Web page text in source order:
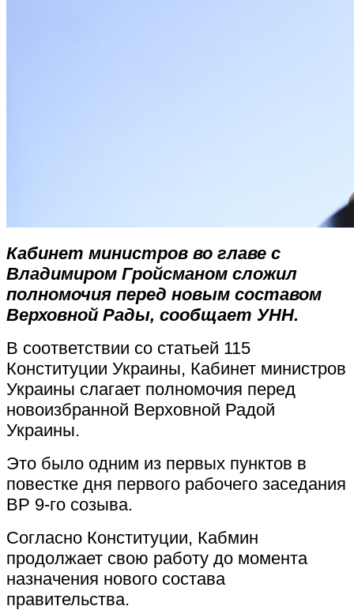
Кабинет министров во главе с
Владимиром Гройсманом сложил
полномочия перед новым составом
Верховной Рады, сообщает УНН.
В соответствии со статьей 115
Конституции Украины, Кабинет министров
Украины слагает полномочия перед
новоизбранной Верховной Радой
Украины.
Это было одним из первых пунктов в
повестке дня первого рабочего заседания
ВР 9-го созыва.
Согласно Конституции, Кабмин
продолжает свою работу до момента
назначения нового состава
правительства.